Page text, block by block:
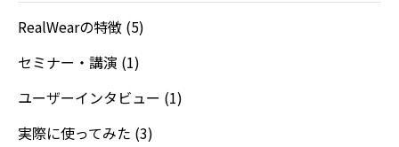
RealWearの特徴 (5)
セミナー・講演 (1)
ユーザーインタビュー (1)
実際に使ってみた (3)